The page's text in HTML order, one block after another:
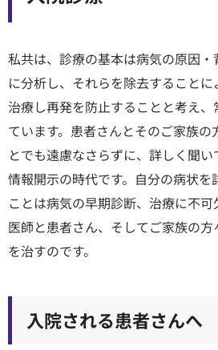
私共は、診療の基本は病気の原因
に分析し、それらを除去すること
治療し再発を防止することと考え
ています。患者さんとそのご家族の
とでも遠慮なさらずに、詳しく聞
情報開示の時代です。自分の病状を
ことは病気の早期診断、治療に不可
医師と患者さん、そしてご家族の
を治すのです。
入院される患者さんへ